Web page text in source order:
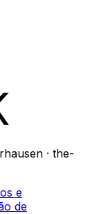
· the-
e
de